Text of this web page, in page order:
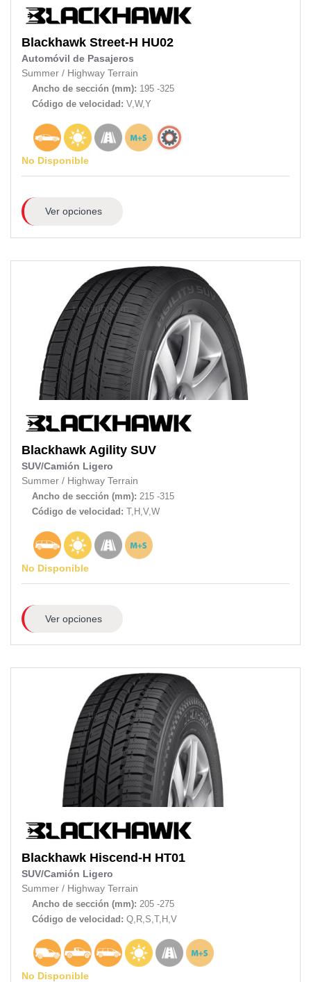
Blackhawk Street-H HU02
Automóvil de Pasajeros
Summer / Highway Terrain
Ancho de sección (mm): 195 -325
Código de velocidad: V,W,Y
No Disponible
Ver opciones
Blackhawk Agility SUV
SUV/Camión Ligero
Summer / Highway Terrain
Ancho de sección (mm): 215 -315
Código de velocidad: T,H,V,W
No Disponible
Ver opciones
Blackhawk Hiscend-H HT01
SUV/Camión Ligero
Summer / Highway Terrain
Ancho de sección (mm): 205 -275
Código de velocidad: Q,R,S,T,H,V
No Disponible